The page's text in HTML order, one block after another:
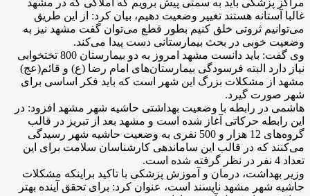
مراکز پزشکی باید به سمتی پیش برویم که املاکی که در مشهد
غالبا آستانه هستند تغییر وضعیت دهیم، بیان کرد: از این طریق
می‌توانیم ثروتی خلق کنیم بطور قطع می‌توان گفت مشهد نیز به
وضعیت خوبی در بحث بیمارستانی دست پیدا می‌کند.
وی گفت: باید دانست مشهد امروز به دو بیمارستان 800 تختخوابی
نیاز دارد البته فرسودگی بیمارستان‌های امام رضا (ع) و قائم(عج)
مشهد از مشکلات بزرگ این شهر است که باید فکر اساسی برای
شهر صورت گیرد.
هاشمی در رابطه با وضعیت بهداشتی حاشیه شهر مشهد افزود: در
این رابطه حرکاتی آغاز شده است و مشهد بعد از تبریز در قالب
گروه‌های 12 هزار و 500 نفری به وضعیت حاشیه شهر رسیدگی
می‌کنند که در قالب این ساماندهی کارشناسان سلامت برای این
تعداد 4 نفر در نظر گرفته شده است.
وزیر بهداشت، درمان و آموزش پزشکی با تاکید براینکه مشکلات
حاشیه شهر مشهد ناپسند است، عنوان کرد: برای تحقق آینده بهتر